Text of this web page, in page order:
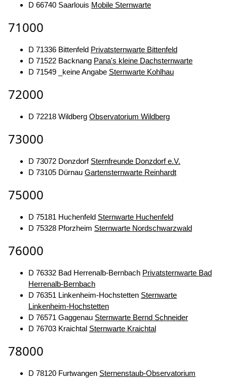
D 66740 Saarlouis Mobile Sternwarte
71000
D 71336 Bittenfeld Privatsternwarte Bittenfeld
D 71522 Backnang Pana's kleine Dachsternwarte
D 71549 _keine Angabe Sternwarte Kohlhau
72000
D 72218 Wildberg Observatorium Wildberg
73000
D 73072 Donzdorf Sternfreunde Donzdorf e.V.
D 73105 Dürnau Gartensternwarte Reinhardt
75000
D 75181 Huchenfeld Sternwarte Huchenfeld
D 75328 Pforzheim Sternwarte Nordschwarzwald
76000
D 76332 Bad Herrenalb-Bernbach Privatsternwarte Bad
Herrenalb-Bernbach
D 76351 Linkenheim-Hochstetten Sternwarte
Linkenheim-Hochstetten
D 76571 Gaggenau Sternwarte Bernd Schneider
D 76703 Kraichtal Sternwarte Kraichtal
78000
D 78120 Furtwangen Sternenstaub-Observatorium